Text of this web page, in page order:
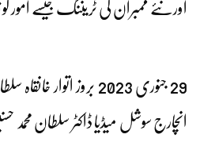
اورنئے ممبران کی ٹریننگ جیسے امور کو
29 جنوری 2023 بروز اتوار
انچارج سوشل میڈیا ڈاکٹر سلطان محمد